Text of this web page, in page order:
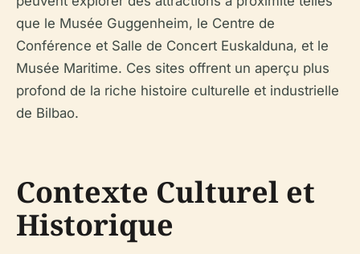
que le Musée Guggenheim, le Centre de
Conférence et Salle de Concert Euskalduna, et le
Musée Maritime. Ces sites offrent un aperçu plus
profond de la riche histoire culturelle et industrielle
de Bilbao.
Contexte Culturel et
Historique